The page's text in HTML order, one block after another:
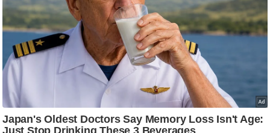
ति
वि
श्ले
ष
ण
स
म
सा